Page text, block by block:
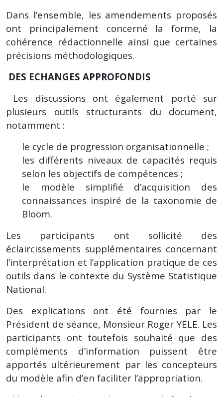
Dans l’ensemble, les amendements proposés
ont principalement concerné la forme, la
cohérence rédactionnelle ainsi que certaines
précisions méthodologiques.
DES ECHANGES APPROFONDIS
Les discussions ont également porté sur
plusieurs outils structurants du document,
notamment :
le cycle de progression organisationnelle ;
les différents niveaux de capacités requis
selon les objectifs de compétences ;
le modèle simplifié d’acquisition des
connaissances inspiré de la taxonomie de
Bloom.
Les participants ont sollicité des
éclaircissements supplémentaires concernant
l’interprétation et l’application pratique de ces
outils dans le contexte du Système Statistique
National.
Des explications ont été fournies par le
Président de séance, Monsieur Roger YELE. Les
participants ont toutefois souhaité que des
compléments d’information puissent être
apportés ultérieurement par les concepteurs
du modèle afin d’en faciliter l’appropriation.